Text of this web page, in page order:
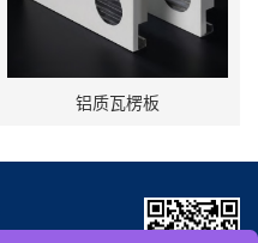
铝质瓦楞板